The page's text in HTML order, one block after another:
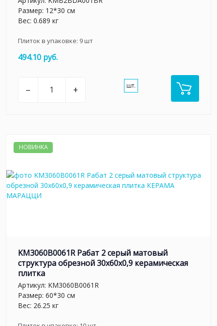
Размер: 12*30 см
Вес: 0.689 кг
Плиток в упаковке: 9шт
494.10 руб.
– + шт.
НОВИНКА
KM3060B0061R Рабат 2 серый матовый
структура обрезной 30x60x0,9 керамическая
плитка
Артикул: KM3060B0061R
Размер: 60*30 см
Вес: 26.25 кг